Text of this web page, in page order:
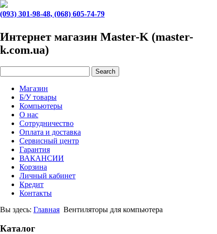
(093) 301-98-48, (068) 605-74-79
Интернет магазин Master-K (master-
k.com.ua)
Магазин
Б/У товары
Компьютеры
О нас
Сотрудничество
Оплата и доставка
Сервисный центр
Гарантия
ВАКАНСИИ
Корзина
Личный кабинет
Кредит
Контакты
Вы здесь: Главная Вентиляторы для компьютера
Каталог